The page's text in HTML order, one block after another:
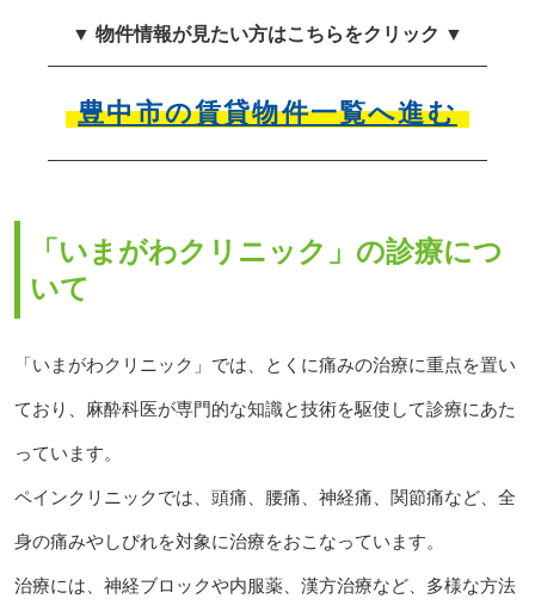
▼ 物件情報が見たい方はこちらをクリック ▼
豊中市の賃貸物件一覧へ進む
「いまがわクリニック」の診療につ
いて
「いまがわクリニック」では、とくに痛みの治療に重点を置い
ており、麻酔科医が専門的な知識と技術を駆使して診療にあた
っています。
ペインクリニックでは、頭痛、腰痛、神経痛、関節痛など、全
身の痛みやしびれを対象に治療をおこなっています。
治療には、神経ブロックや内服薬、漢方治療など、多様な方法